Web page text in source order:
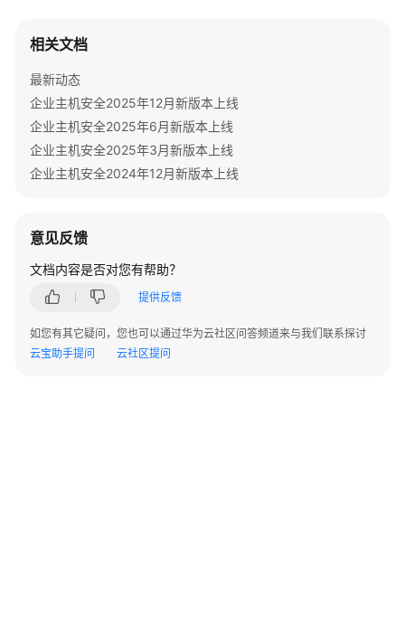
第
三
方
主
机
或
线
通
专
线
代
理
相关文档
最新动态
企业主机安全2025年12月新版本上线
企业主机安全2025年6月新版本上线
企业主机安全2025年3月新版本上线
企业主机安全2024年12月新版本上线
意见反馈
文档内容是否对您有帮助？
提供反馈
如您有其它疑问，您也可以通过华为云社区问答频道来与我们联系探讨
云宝助手提问
云社区提问